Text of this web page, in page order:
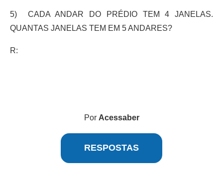
5) CADA ANDAR DO PRÉDIO TEM 4 JANELAS.
QUANTAS JANELAS TEM EM 5 ANDARES?
R:
Por Acessaber
RESPOSTAS